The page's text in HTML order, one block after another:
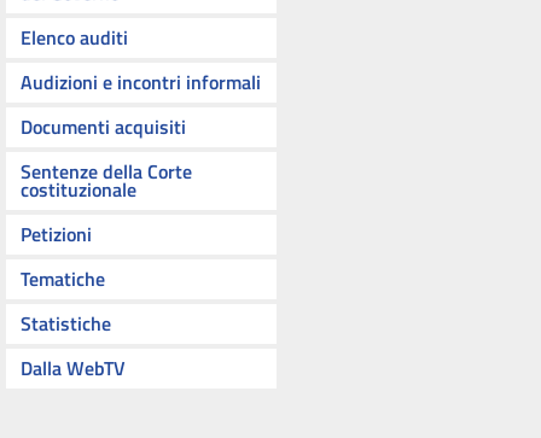
Elenco auditi
Audizioni e incontri informali
Documenti acquisiti
Sentenze della Corte
costituzionale
Petizioni
Tematiche
Statistiche
Dalla WebTV